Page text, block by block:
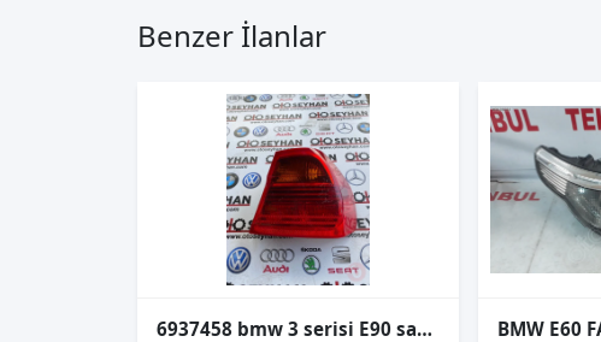
Benzer İlanlar
6937458 bmw 3 serisi E90 sağ dış çamurluk stop